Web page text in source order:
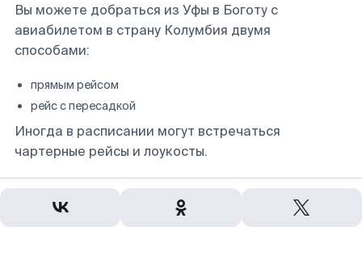
Вы можете добраться из Уфы в Боготу с
авиабилетом в страну Колумбия двумя
способами:
прямым рейсом
рейс с пересадкой
Иногда в расписании могут встречаться
чартерные рейсы и лоукосты.